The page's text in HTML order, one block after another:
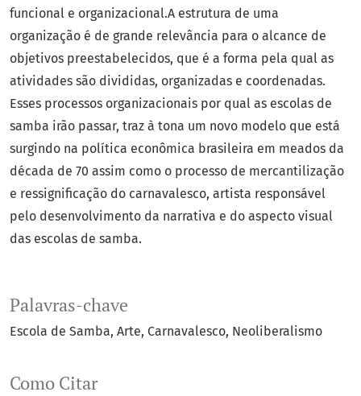
Palavras-chave
Escola de Samba Arte Carnavalesco Neoliberalismo
Como Citar
funcional e organizacional.A estrutura de uma
organização é de grande relevância para o alcance de
objetivos preestabelecidos, que é a forma pela qual as
atividades são divididas, organizadas e coordenadas.
Esses processos organizacionais por qual as escolas de
samba irão passar, traz à tona um novo modelo que está
surgindo na política econômica brasileira em meados da
década de 70 assim como o processo de mercantilização
e ressignificação do carnavalesco, artista responsável
pelo desenvolvimento da narrativa e do aspecto visual
das escolas de samba.